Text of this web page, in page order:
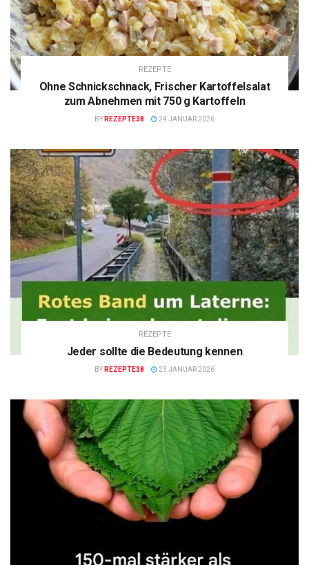
REZEPTE
Ohne Schnickschnack, Frischer Kartoffelsalat
zum Abnehmen mit 750 g Kartoffeln
BY REZEPTE38 24 JANUAR 2026
REZEPTE
Jeder sollte die Bedeutung kennen
BY REZEPTE38 23 JANUAR 2026